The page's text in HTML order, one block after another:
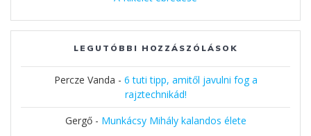
LEGUTÓBBI HOZZÁSZÓLÁSOK
Percze Vanda - 6 tuti tipp, amitől javulni fog a
rajztechnikád!
Gergő- Munkácsy Mihály kalandos élete